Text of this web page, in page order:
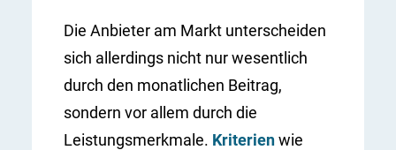
Die Anbieter am Markt unterscheiden
sich allerdings nicht nur wesentlich
durch den monatlichen Beitrag,
sondern vor allem durch die
Leistungsmerkmale. Kriterienwie